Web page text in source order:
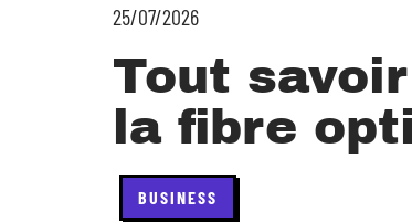
25/07/2026
Tout
la fibre
BUSINESS